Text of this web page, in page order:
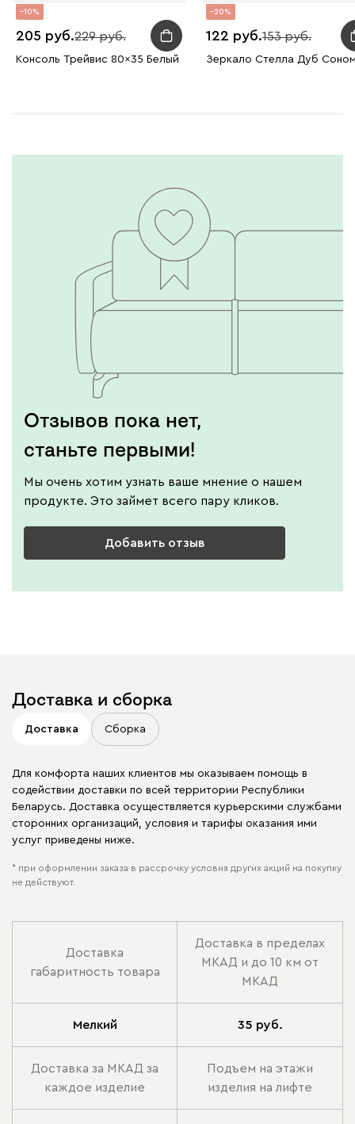
10
205 229
Консоль Трейвис 80x35 Белый
20
122 153
Зеркало Стелла Дуб
Отзывов пока нет,
станьте первыми!
Мы очень хотим узнать ваше мнение о нашем
продукте. Это займет всего пару кликов.
Добавить отзыв
Доставка и сборка
Доставка Сборка
Для комфорта наших клиентов мы оказываем помощь в
содействии доставки по всей территории Республики
Беларусь. Доставка осуществляется курьерскими службами
сторонних организаций, условия и тарифы оказания ими
услуг приведены ниже.
* при оформлении заказа в рассрочку условия других акций на покупку
не действуют.
Доставка
габаритность товара
Доставка в пределах
МКАД и до 10 км от
МКАД
Мелкий 35 руб.
Доставка за МКАД за
каждое изделие
Подъем на этажи
изделия на лифте